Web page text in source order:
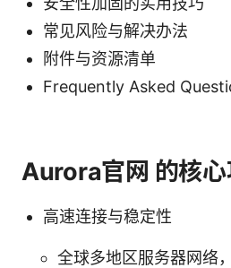
常见风险与解决办法
附件与资源清单
Frequently Asked
Aurora官网 的核
高速连接与稳定性
全球多地区服务器网络